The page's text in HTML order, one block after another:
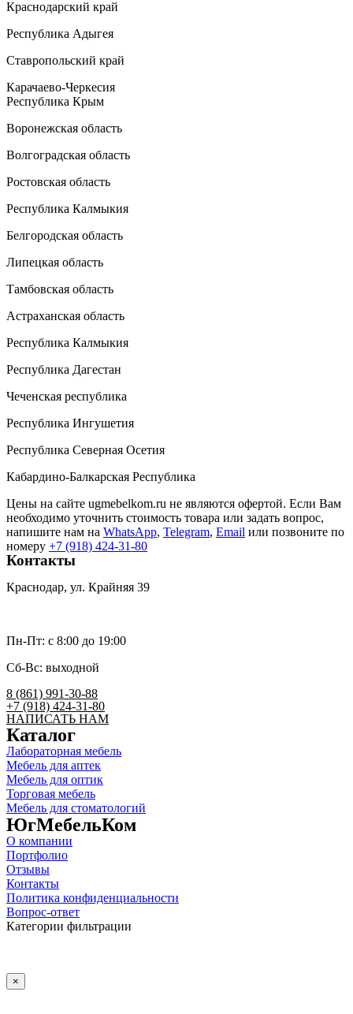
Краснодарский край
Республика Адыгея
Ставропольский край
Карачаево-Черкесия
Республика Крым
Воронежская область
Волгоградская область
Ростовская область
Республика Калмыкия
Белгородская область
Липецкая область
Тамбовская область
Астраханская область
Республика Калмыкия
Республика Дагестан
Чеченская республика
Республика Ингушетия
Республика Северная Осетия
Кабардино-Балкарская Республика
Цены на сайте ugmebelkom.ru не являются офертой. Если Вам
необходимо уточнить стоимость товара или задать вопрос,
напишите нам на WhatsApp, Telegram, Email или позвоните по
номеру +7 (918) 424-31-80
Контакты
Краснодар, ул. Крайняя 39
Пн-Пт: c 8:00 до 19:00
Сб-Вс: выходной
8 (861) 991-30-88
+7 (918) 424-31-80
НАПИСАТЬ НАМ
Каталог
Лабораторная мебель
Мебель для аптек
Мебель для оптик
Торговая мебель
Мебель для стоматологий
ЮгМебельКом
О компании
Портфолио
Отзывы
Контакты
Политика конфиденциальности
Вопрос-ответ
Категории фильтрации
×